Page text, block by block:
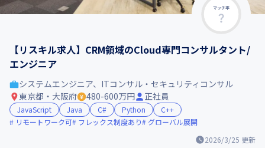
マッチ率
【リスキル求人】CRM領域のCloud専門コンサルタント/
エンジニア
2026/3/25 更新
システムエンジニア、ITコンサル・セキュリティコンサル
東京都・大阪府
480-600万円 正社員
JavaScript Java C# Python
C++
リモートワーク可
フレックス制度あり グローバル展開